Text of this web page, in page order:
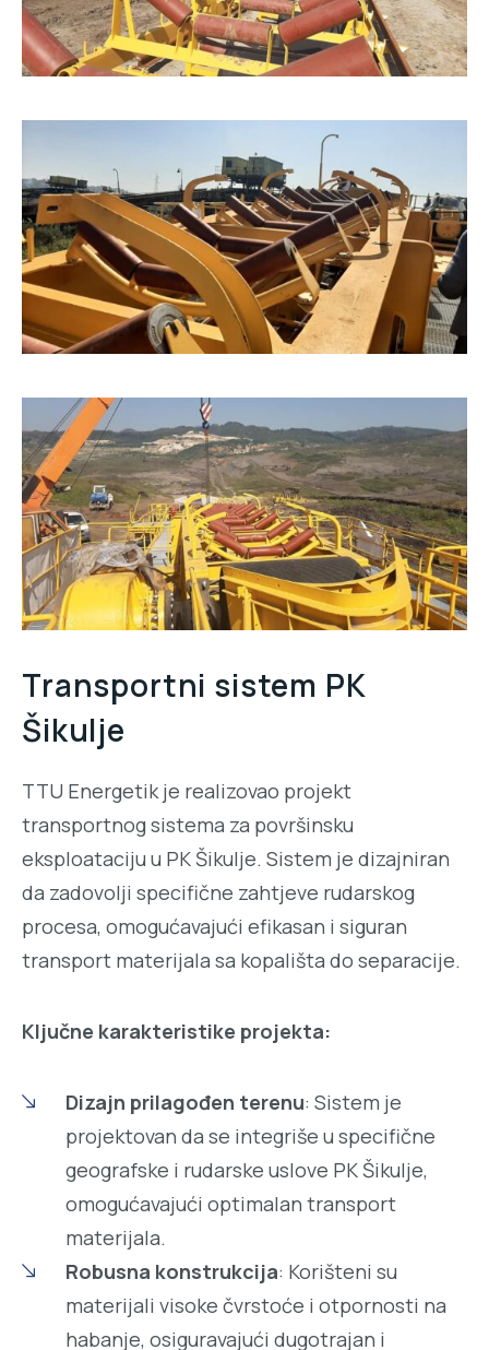
Transportni sistem PK
Šikulje
TTU Energetik je realizovao projekt
transportnog sistema za površinsku
eksploataciju u PK Šikulje. Sistem je dizajniran
da zadovolji specifične zahtjeve rudarskog
procesa, omogućavajući efikasan i siguran
transport materijala sa kopališta do separacije.
Ključne karakteristike projekta:
Dizajn prilagođen terenu: Sistem je
projektovan da se integriše u specifične
geografske i rudarske uslove PK Šikulje,
omogućavajući optimalan transport
materijala.
Robusna konstrukcija: Korišteni su
materijali visoke čvrstoće i otpornosti na
habanje, osiguravajući dugotrajan i